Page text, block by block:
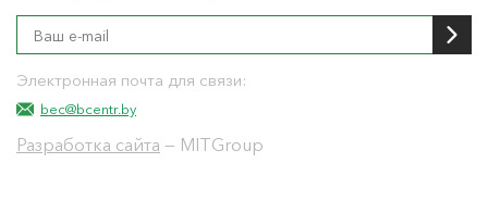
Электронная почта для связи:
bec@bcentr.by
Разработка сайта — MITGroup